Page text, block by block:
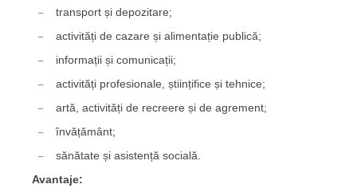
transport și depozitare;
activități de cazare și alimentație publică;
informații și comunicații;
activități profesionale, științifice și tehnice;
artă, activități de recreere și de agrement;
învățământ;
sănătate și asistență socială.
Avantaje: